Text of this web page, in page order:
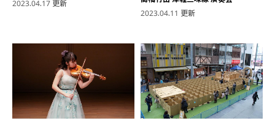
2023.04.17 更新
2023.04.11 更新